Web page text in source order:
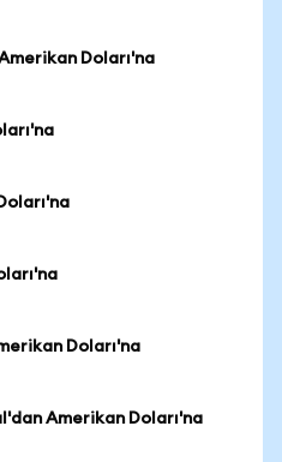
Doları'na
Doları'na
Amerikan Doları'na